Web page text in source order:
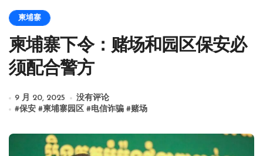
柬埔寨
柬埔寨下令：赌场和园区保安必
须配合警方
9 月 20, 2025
没有评论
#保安 #柬埔寨园区 #电信诈骗 #赌场